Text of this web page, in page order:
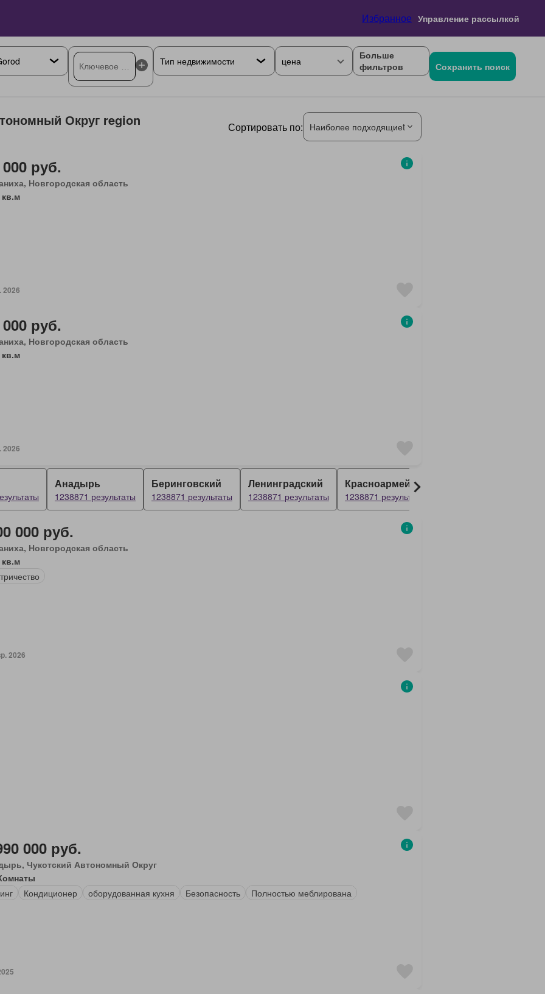
Избранное Управление рассылкой
цена
Больше
фильтров
Сохранить поиск
Округ region Сортировать по: Наиболее подходящиеt
руб.
Новгородская область
кв.м
2026
руб.
Новгородская область
кв.м
2026
Анадырь
1238871 результаты
Беринговский
1238871 результаты
Ленинградский
1238871 результаты
Красноармейский
1238871 результаты
000 руб.
Новгородская область
кв.м
2026
000 руб.
Чукотский Автономный Округ
Кондиционер оборудованная кухня Безопасность Полностью меблирована